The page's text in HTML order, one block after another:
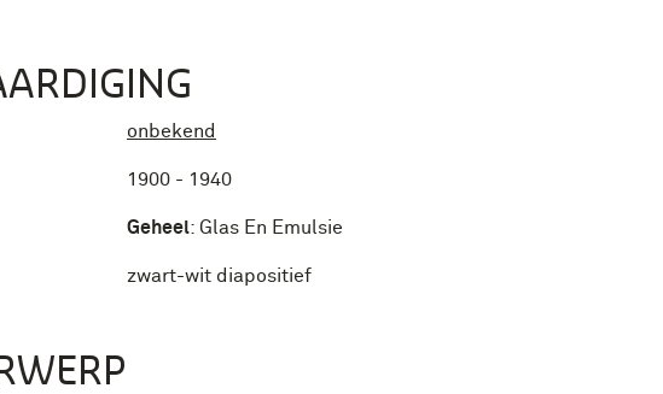
onbekend
1900 - 1940
Geheel: Glas En Emulsie
zwart-wit diapositief